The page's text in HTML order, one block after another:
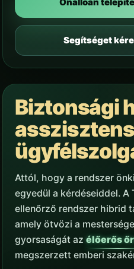
Segítséget
Biztonsági
Attól, hogy a rendszer
egyedül a kérdéseiddel. A
ellenőrző rendszer hibrid
amely ötvözi a
gyorsaságát az élőerős
megszerzett emberi